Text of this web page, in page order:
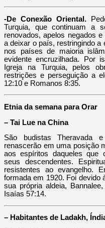
-De Conexão Oriental.
Turquia, que continuam a
renovados, apelos negados
a deixar o país, restringindo a
nos países de maioria
evidente encruzilhada. Por
Igreja na Turquia, pelos
restrições e perseguição a
12:10 e Romanos 8:35.
Etnia da semana para Orar
– Tai Lue na China
São budistas Theravada
renascerão em uma posição
aos espíritos daqueles que
seus descendentes.
resistentes ao evangelho.
formada em 1920. Foi devido
sua própria aldeia,
Isaías 57:14.
– Habitantes de Ladakh,